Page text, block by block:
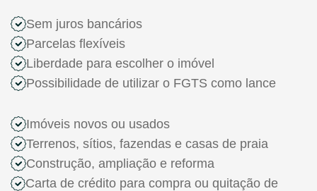
Sem juros bancários
Parcelas flexíveis
Liberdade para escolher o imóvel
Possibilidade de utilizar o FGTS como lance
Imóveis novos ou usados
Terrenos, sítios, fazendas e casas de praia
Construção, ampliação e reforma
Carta de crédito para compra ou quitação de